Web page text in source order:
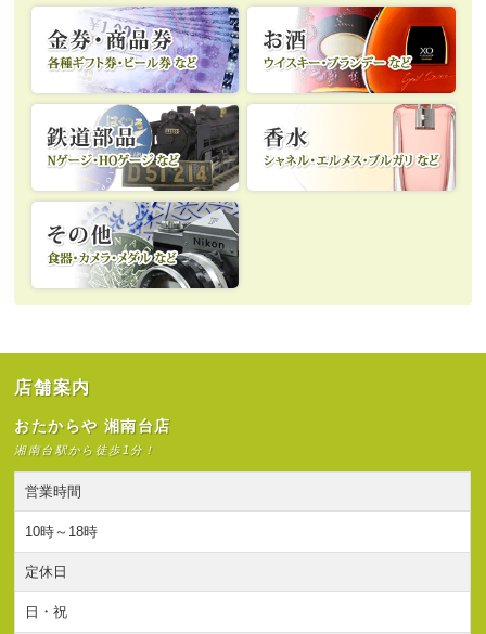
店舗案内
おたからや 湘南台店
湘南台駅から徒歩1分！
営業時間
10時～18時
定休日
日・祝